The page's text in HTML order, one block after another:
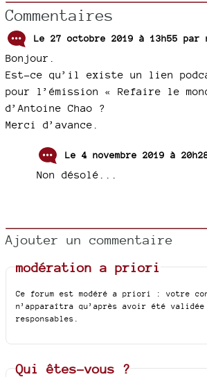
Commentaires
Le 27 octobre 2019 à 13h55 par
Bonjour.
Est-ce qu’il existe un lien
pour l’émission « Refaire le
d’Antoine Chao ?
Merci d’avance.
Le 4 novembre 2019 à
Non désolé...
Ajouter un commentaire
modération a priori
Ce forum est modéré a priori : votre
n’apparaîtra qu’après avoir été
responsables.
Qui êtes-vous ?